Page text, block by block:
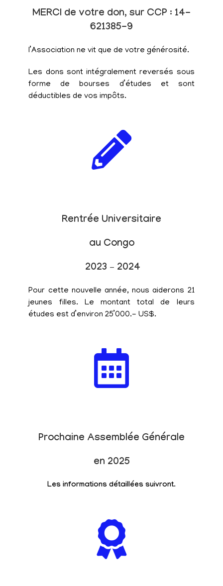
MERCI de votre don, sur CCP : 14-
621385-9
l’Association ne vit que de votre générosité.
Les dons sont intégralement reversés sous
forme de bourses d’études et sont
déductibles de vos impôts.
Rentrée Universitaire
au Congo
2023 – 2024
Pour cette nouvelle année, nous aiderons 21
jeunes filles. Le montant total de leurs
études est d’environ 25’000.- US$.
Prochaine Assemblée Générale
en 2025
Les informations détaillées suivront.